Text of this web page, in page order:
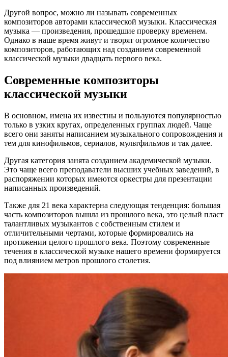
Другой вопрос, можно ли называть современных
композиторов авторами классической музыки. Классическая
музыка — произведения, прошедшие проверку временем.
Однако в наше время живут и творят огромное количество
композиторов, работающих над созданием современной
классической музыки двадцать первого века.
Современные композиторы
классической музыки
В основном, имена их известны и пользуются популярностью
только в узких кругах, определенных группах людей. Чаще
всего они заняты написанием музыкального сопровождения и
тем для кинофильмов, сериалов, мультфильмов и так далее.
Другая категория занята созданием академической музыки.
Это чаще всего преподаватели высших учебных заведений, в
распоряжении которых имеются оркестры для презентации
написанных произведений.
Также для 21 века характерна следующая тенденция: большая
часть композиторов вышла из прошлого века, это целый пласт
талантливых музыкантов с собственным стилем и
отличительными чертами, которые формировались на
протяжении целого прошлого века. Поэтому современные
течения в классической музыке нашего времени формируется
под влиянием метров прошлого столетия.